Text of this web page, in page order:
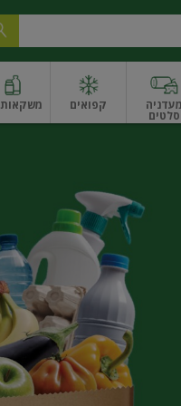
מעדניה
סלטים
קפואים משקאות
בתפזורתפיצוחים, אגוזים